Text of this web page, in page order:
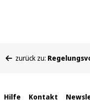
befinden
zurück zu:
Interne
Hilfe Kontakt